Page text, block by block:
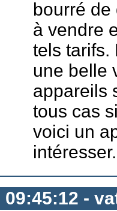
bourré
à vendre
tels tarifs.
une belle
appareils
tous cas
voici un
intéresser.
09:45:12 -